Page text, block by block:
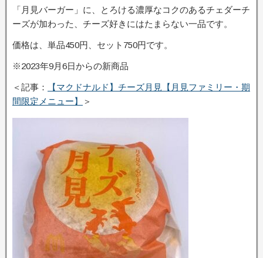
「月見バーガー」に、とろける濃厚なコクのあるチェダーチ
ーズが加わった、チーズ好きにはたまらない一品です。
価格は、単品450円、セット750円です。
※2023年9月6日からの新商品
＜記事：
【マクドナルド】チーズ月見【月見ファミリー・期
間限定メニュー】
＞